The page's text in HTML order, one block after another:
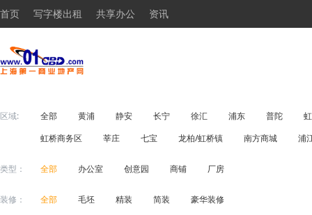
首页 写字楼出租 共享办公 资讯
区域: 全部 黄浦 静安 长宁 徐汇 浦东 普陀
虹桥商务区
莘庄 七宝 龙柏/虹桥镇 南方商城 浦
类型： 全部 办公室 创意园 商铺 厂房
装修： 全部 毛坯 精装 简装 豪华装修